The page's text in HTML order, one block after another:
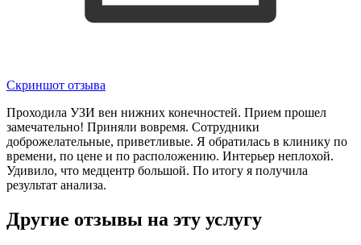
Скриншот отзыва
Проходила УЗИ вен нижних конечностей. Прием прошел
замечательно! Приняли вовремя. Сотрудники
доброжелательные, приветливые. Я обратилась в клинику по
времени, по цене и по расположению. Интерьер неплохой.
Удивило, что медцентр большой. По итогу я получила
результат анализа.
Другие отзывы на эту услугу